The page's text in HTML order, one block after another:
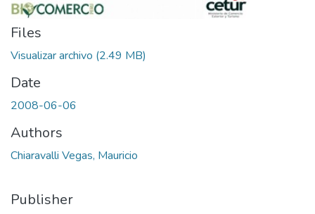
Files
Visualizar archivo (2.49 MB)
Date
2008-06-06
Authors
Chiaravalli Vegas, Mauricio
Publisher